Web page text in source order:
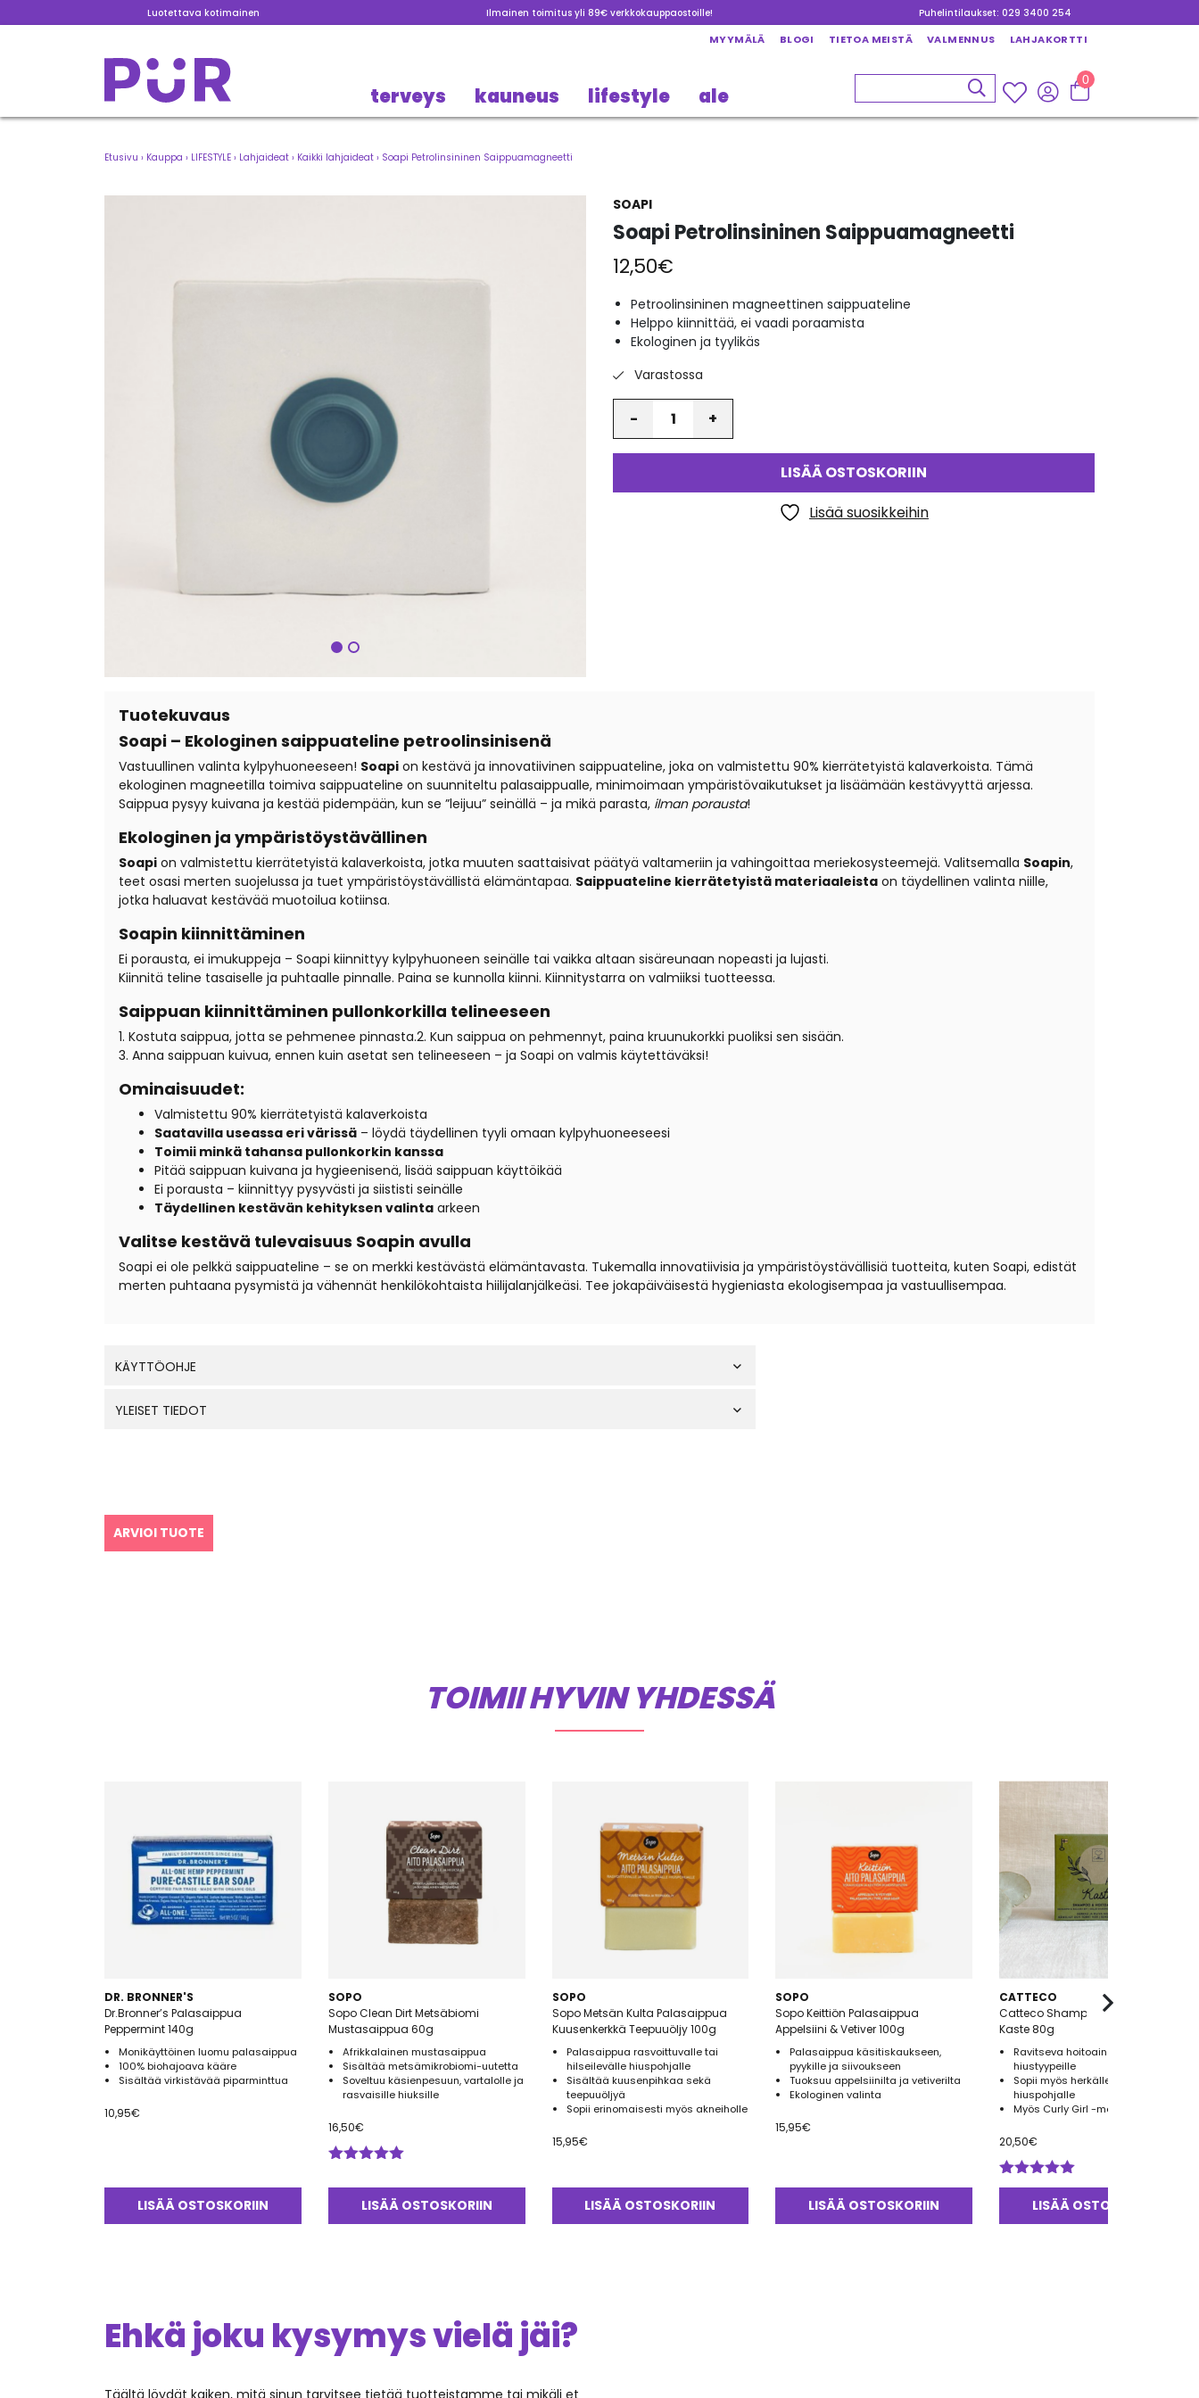
Luotettava kotimainen Ilmainen toimitus yli 89€ verkkokauppaostoille! Puhelintilaukset: 029 3400 254
MYYMÄLÄ BLOGI TIETOA MEISTÄ VALMENNUS LAHJAKORTTI
terveys kauneus lifestyle ale
0
Etusivu › Kauppa › LIFESTYLE › Lahjaideat › Kaikki lahjaideat › Soapi Petrolinsininen Saippuamagneetti
Seuraava
SOAPI
Soapi Petrolinsininen Saippuamagneetti
12,50€
Petroolinsininen magneettinen saippuateline
Helppo kiinnittää, ei vaadi poraamista
Ekologinen ja tyylikäs
Varastossa
LISÄÄ OSTOSKORIIN
Lisää suosikkeihin
Tuotekuvaus
Soapi – Ekologinen saippuateline petroolinsinisenä
Vastuullinen valinta kylpyhuoneeseen! Soapi on kestävä ja innovatiivinen saippuateline, joka on valmistettu 90% kierrätetyistä kalaverkoista. Tämä
ekologinen magneetilla toimiva saippuateline on suunniteltu palasaippualle, minimoimaan ympäristövaikutukset ja lisäämään kestävyyttä arjessa.
Saippua pysyy kuivana ja kestää pidempään, kun se ”leijuu” seinällä – ja mikä parasta, ilman porausta!
Ekologinen ja ympäristöystävällinen
Soapi on valmistettu kierrätetyistä kalaverkoista, jotka muuten saattaisivat päätyä valtameriin ja vahingoittaa meriekosysteemejä. Valitsemalla Soapin,
teet osasi merten suojelussa ja tuet ympäristöystävällistä elämäntapaa. Saippuateline kierrätetyistä materiaaleista on täydellinen valinta niille,
jotka haluavat kestävää muotoilua kotiinsa.
Soapin kiinnittäminen
Ei porausta, ei imukuppeja – Soapi kiinnittyy kylpyhuoneen seinälle tai vaikka altaan sisäreunaan nopeasti ja lujasti.
Kiinnitä teline tasaiselle ja puhtaalle pinnalle. Paina se kunnolla kiinni. Kiinnitystarra on valmiiksi tuotteessa.
Saippuan kiinnittäminen pullonkorkilla telineeseen
1. Kostuta saippua, jotta se pehmenee pinnasta.2. Kun saippua on pehmennyt, paina kruunukorkki puoliksi sen sisään.
3. Anna saippuan kuivua, ennen kuin asetat sen telineeseen – ja Soapi on valmis käytettäväksi!
Ominaisuudet:
Valmistettu 90% kierrätetyistä kalaverkoista
Saatavilla useassa eri värissä – löydä täydellinen tyyli omaan kylpyhuoneeseesi
Toimii minkä tahansa pullonkorkin kanssa
Pitää saippuan kuivana ja hygieenisenä, lisää saippuan käyttöikää
Ei porausta – kiinnittyy pysyvästi ja siististi seinälle
Täydellinen kestävän kehityksen valinta arkeen
Valitse kestävä tulevaisuus Soapin avulla
Soapi ei ole pelkkä saippuateline – se on merkki kestävästä elämäntavasta. Tukemalla innovatiivisia ja ympäristöystävällisiä tuotteita, kuten Soapi, edistät
merten puhtaana pysymistä ja vähennät henkilökohtaista hiilijalanjälkeäsi. Tee jokapäiväisestä hygieniasta ekologisempaa ja vastuullisempaa.
KÄYTTÖOHJE
YLEISET TIEDOT
ARVIOI TUOTE
TOIMII HYVIN YHDESSÄ
DR. BRONNER'S
Dr.Bronner’s Palasaippua
Peppermint 140g
Monikäyttöinen luomu palasaippua
100% biohajoava kääre
Sisältää virkistävää piparminttua
10,95€
LISÄÄ OSTOSKORIIN
SOPO
Sopo Clean Dirt Metsäbiomi
Mustasaippua 60g
Afrikkalainen mustasaippua
Sisältää metsämikrobiomi-uutetta
Soveltuu käsienpesuun, vartalolle ja
rasvaisille hiuksille
16,50€
tuotteesta:
/ 5
LISÄÄ OSTOSKORIIN
SOPO
Sopo Metsän Kulta Palasaippua
Kuusenkerkkä Teepuuöljy 100g
Palasaippua rasvoittuvalle tai
hilseilevälle hiuspohjalle
Sisältää kuusenpihkaa sekä
teepuuöljyä
Sopii erinomaisesti myös akneiholle
15,95€
LISÄÄ OSTOSKORIIN
SOPO
Sopo Keittiön Palasaippua
Appelsiini & Vetiver 100g
Palasaippua käsitiskaukseen,
pyykille ja siivoukseen
Tuoksuu appelsiinilta ja vetiverilta
Ekologinen valinta
15,95€
LISÄÄ OSTOSKORIIN
CATTECO
Catteco Shampoo & Hoitoainepala
Kaste 80g
Ravitseva hoitoainepala kaikille
hiustyypeille
Sopii myös herkälle ja kutisevalle
hiuspohjalle
Myös Curly Girl -metodiin soveltuva
20,50€
Arvostelu
tuotteesta:
LISÄÄ OSTOSKORIIN
Ehkä joku kysymys vielä jäi?
Täältä löydät kaiken, mitä sinun tarvitsee tietää tuotteistamme tai mikäli et